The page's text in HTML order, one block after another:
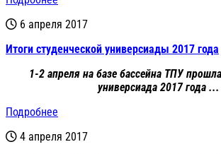
6 апреля 2017
Итоги студенческой универсиады 2017 года
1-2 апреля на базе бассейна ТПУ
универсиада 2017 года ...
Подробнее
4 апреля 2017